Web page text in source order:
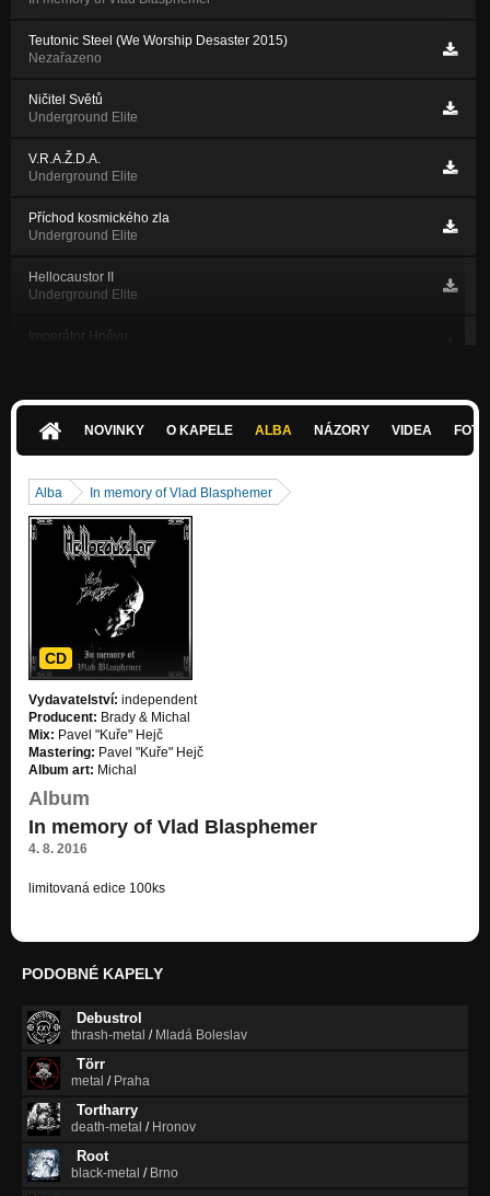
Teutonic Steel (We Worship Desaster 2015)
Nezařazeno
Ničitel Světů
Underground Elite
V.R.A.Ž.D.A.
Underground Elite
Příchod kosmického zla
Underground Elite
Hellocaustor II
Underground Elite
Imperátor Hněvu
Příslib Smrti
Lidskej Lovec
Bestial Thrash Attack
Bestial Thrash Attack
NOVINKY O KAPELE ALBA NÁZORY VIDEA
Alba In memory of Vlad Blasphemer
CD
Vydavatelství: independent
Producent: Brady & Michal
Mix: Pavel "Kuře" Hejč
Mastering: Pavel "Kuře" Hejč
Album art: Michal
Album
In memory of Vlad Blasphemer
4. 8. 2016
limitovaná edice 100ks
PODOBNÉ KAPELY
Debustrol
thrash-metal / Mladá Boleslav
Törr
metal / Praha
Tortharry
death-metal / Hronov
Root
black-metal / Brno